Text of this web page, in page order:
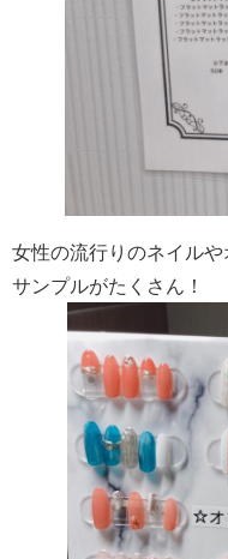
女性の流行りのネイル
サンプルがたくさん！